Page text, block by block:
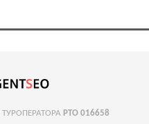
РТО 016658